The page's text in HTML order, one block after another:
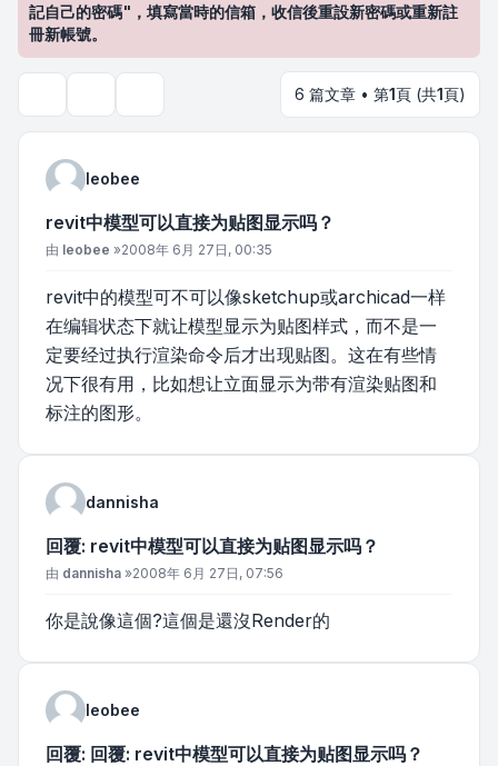
記自己的密碼"，填寫當時的信箱，收信後重設新密碼或重新註
冊新帳號。
6 篇文章 • 第1頁 (共1頁)
leobee
revit中模型可以直接为贴图显示吗？
文章
由 leobee »2008年 6月 27日, 00:35
revit中的模型可不可以像sketchup或archicad一样
在编辑状态下就让模型显示为贴图样式，而不是一
定要经过执行渲染命令后才出现贴图。这在有些情
况下很有用，比如想让立面显示为带有渲染贴图和
标注的图形。
dannisha
回覆: revit中模型可以直接为贴图显示吗？
文章
由 dannisha »2008年 6月 27日, 07:56
你是說像這個?這個是還沒Render的
leobee
回覆: 回覆: revit中模型可以直接为贴图显示吗？